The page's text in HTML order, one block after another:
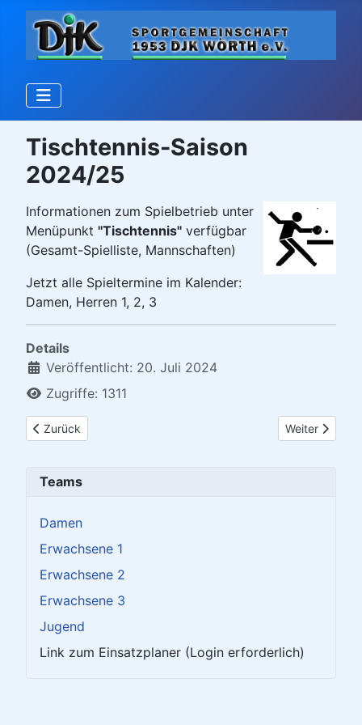
Tischtennis-Saison
2024/25
Informationen zum Spielbetrieb unter
Menüpunkt "Tischtennis" verfügbar
(Gesamt-Spielliste, Mannschaften)
Jetzt alle Spieltermine im Kalender:
Damen, Herren 1, 2, 3
Details
Veröffentlicht: 20. Juli 2024
Zugriffe: 1311
Vorheriger Beitrag: 26.11.2024 - mini-Meisterschaft
Zurück Nächster
Weiter
Teams
Damen
Erwachsene 1
Erwachsene 2
Erwachsene 3
Jugend
Link zum Einsatzplaner (Login erforderlich)